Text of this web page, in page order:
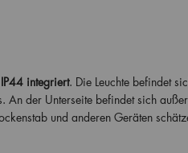
integriert. Die Leuchte befindet
An der Unterseite befindet sich
und anderen Geräten